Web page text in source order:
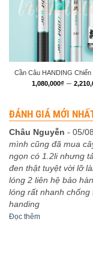
Cần Câu HANDING Chiến
1,080,000₫ –
ĐÁNH GIÁ MỚI
Châu Nguyễn - 05/
mình cũng đã mua
ngọn có 1.2li nhưng
đen thật tuyệt vời lỡ
lóng 2 liên hệ bảo
lóng rất nhanh chống
handing
Đọc thêm